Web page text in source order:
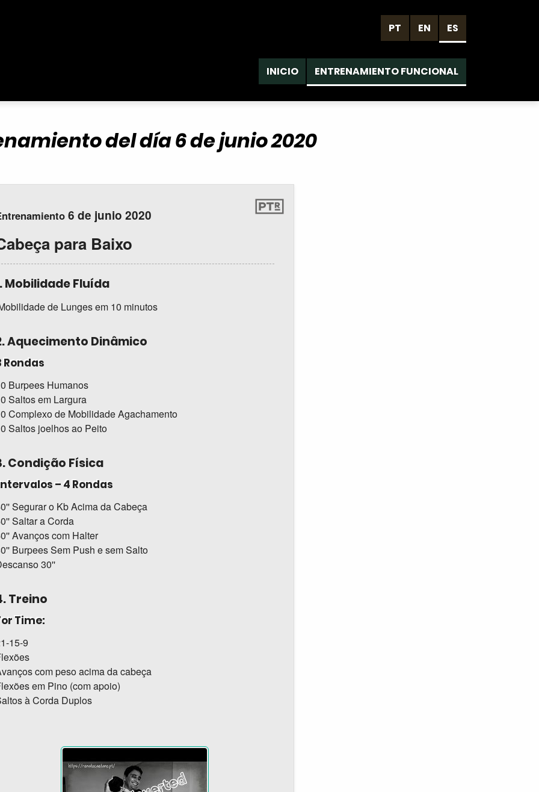
PT EN ES
INICIO ENTRENAMIENTO FUNCIONAL
del día 6 de junio 2020
6 de junio 2020
para Baixo
Mobilidade Fluída
de Lunges em 10 minutos
Aquecimento Dinâmico
Rondas
Burpees Humanos
Saltos em Largura
Complexo de Mobilidade Agachamento
Saltos joelhos ao Peito
Condição Física
– 4 Rondas
Segurar o Kb Acima da Cabeça
Saltar a Corda
Avanços com Halter
Burpees Sem Push e sem Salto
30''
Treino
Time:
15-9
com peso acima da cabeça
em Pino (com apoio)
à Corda Duplos